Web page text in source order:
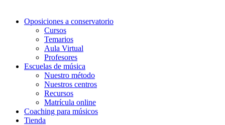
Oposiciones a conservatorio
Cursos
Temarios
Aula Virtual
Profesores
Escuelas de música
Nuestro método
Nuestros centros
Recursos
Matrícula online
Coaching para músicos
Tienda